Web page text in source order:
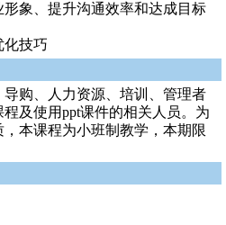
象、提升沟通效率和达成目标
化技巧
购、人力资源、培训、管理者
及使用ppt课件的相关人员。为
本课程为小班制教学，本期限